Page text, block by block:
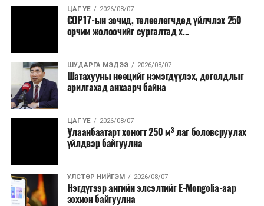
Иймд нөөцийн махны бүртгэл, хяналтын тогтолцоог
цахимжуулах Засгийн газрын тогтоол баталсан байна.
наймдугаар сард багтаан бэлэн болгоно. Монголбанк
болон арилжааны банкуудтай хамтран стратегийн
бүтээгдэхүүний нөөц бүрдүүлэх, хадгалах, түгээх,
борлуулах бүх шатанд цахим төлбөрийн баримт
үйлдэж, бүртгэлийг ил тод болгох юм.
2026 оны намар бэлтгэж, 2027 оны хавар худалдаанд
Засаг дарга Б.Пүрэвдагваг онцгойлон анхаарч
ажиллахыг Ерөнхий сайд үүрэг болгожээ.
ЦАГ ҮЕ 2026/08/07
COP17-ын зочид, төлөөлөгчдөд үйлчлэх 250
орчим жолоочийг сургалтад х...
ШУДАРГА МЭДЭЭ 2026/08/07
Шатахууны нөөцийг нэмэгдүүлэх, доголдлыг
арилгахад анхаарч байна
ЦАГ ҮЕ 2026/08/07
Улаанбаатарт хоногт 250 м³ лаг боловсруулах
үйлдвэр байгуулна
УЛСТӨР НИЙГЭМ 2026/08/07
Нэгдүгээр ангийн элсэлтийг E-Mongolia-аар
зохион байгуулна